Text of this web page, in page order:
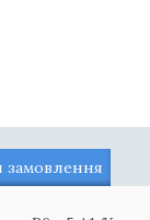
замовлення